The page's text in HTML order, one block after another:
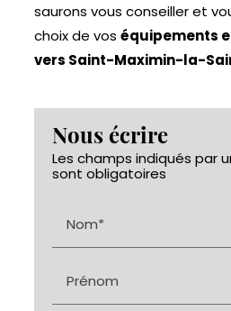
saurons vous conseiller et
choix de vos équipements
vers Saint-Maximin-la-
Nous écrire
Les champs indiqués par
sont obligatoires
Nom*
Prénom